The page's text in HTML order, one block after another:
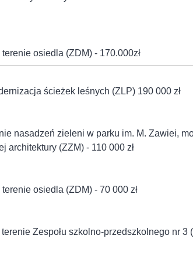
osiedla (ZDM) - 170.000zł
ścieżek leśnych (ZLP) 190 000 zł
nasadzeń zieleni w parku im. M. Zawiei,
architektury (ZZM) - 110 000 zł
osiedla (ZDM) - 70 000 zł
Zespołu szkolno-przedszkolnego nr 3